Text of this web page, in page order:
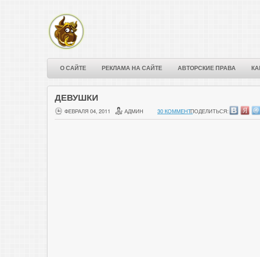
О САЙТЕ РЕКЛАМА НА САЙТЕ АВТОРСКИЕ ПРАВА
ДЕВУШКИ
ФЕВРАЛЯ 04, 2011 АДМИН 30 КОММЕНТ.ПОДЕЛИТЬСЯ: